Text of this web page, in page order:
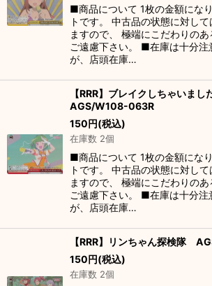
■商品について 1枚の金額にな
トです。 中古品の状態に対し
ますので、 極端にこだわりの
ご遠慮下さい。 ■在庫は十分注
が、店頭在庫…
【RRR】ブレイクしちゃいま
AGS/W108-063R
150円(税込)
在庫数 2個
■商品について 1枚の金額にな
トです。 中古品の状態に対し
ますので、 極端にこだわりの
ご遠慮下さい。 ■在庫は十分注
が、店頭在庫…
【RRR】リンちゃん探検隊
150円(税込)
在庫数 2個